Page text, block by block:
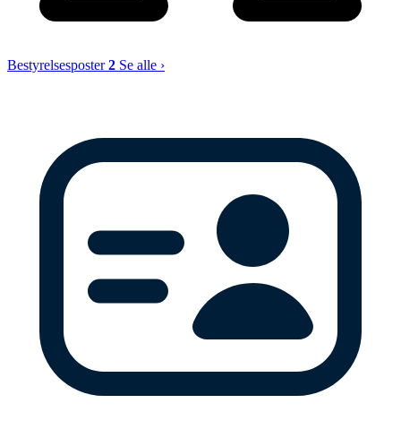
Bestyrelsesposter2 Se alle ›